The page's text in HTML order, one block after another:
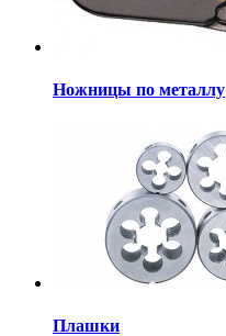
Ножницы по металлу
Плашки